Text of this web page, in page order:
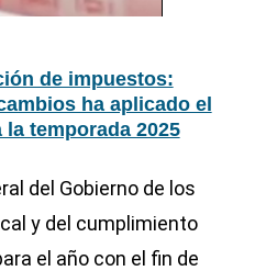
de impuestos:
ha aplicado el
la temporada 2025
del Gobierno de los
y del cumplimiento
el año con el fin de